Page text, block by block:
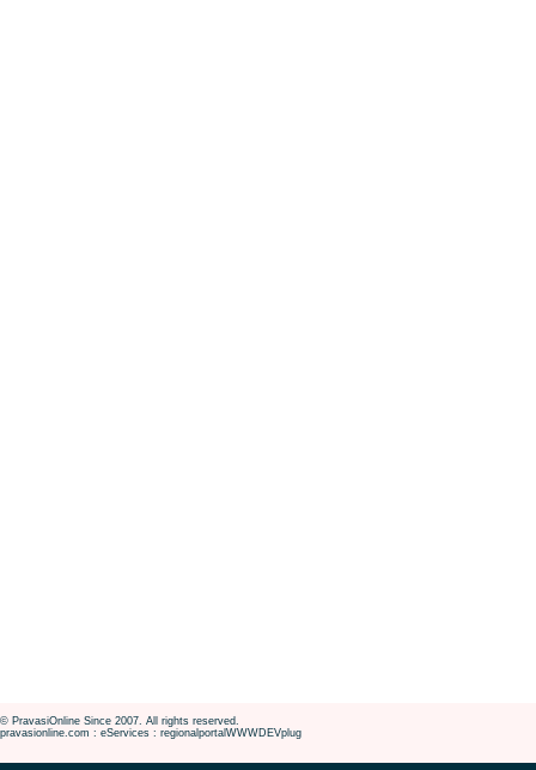
© PravasiOnline Since 2007. All rights reserved.
pravasionline.com : eServices : regionalportalWWWDEVplug